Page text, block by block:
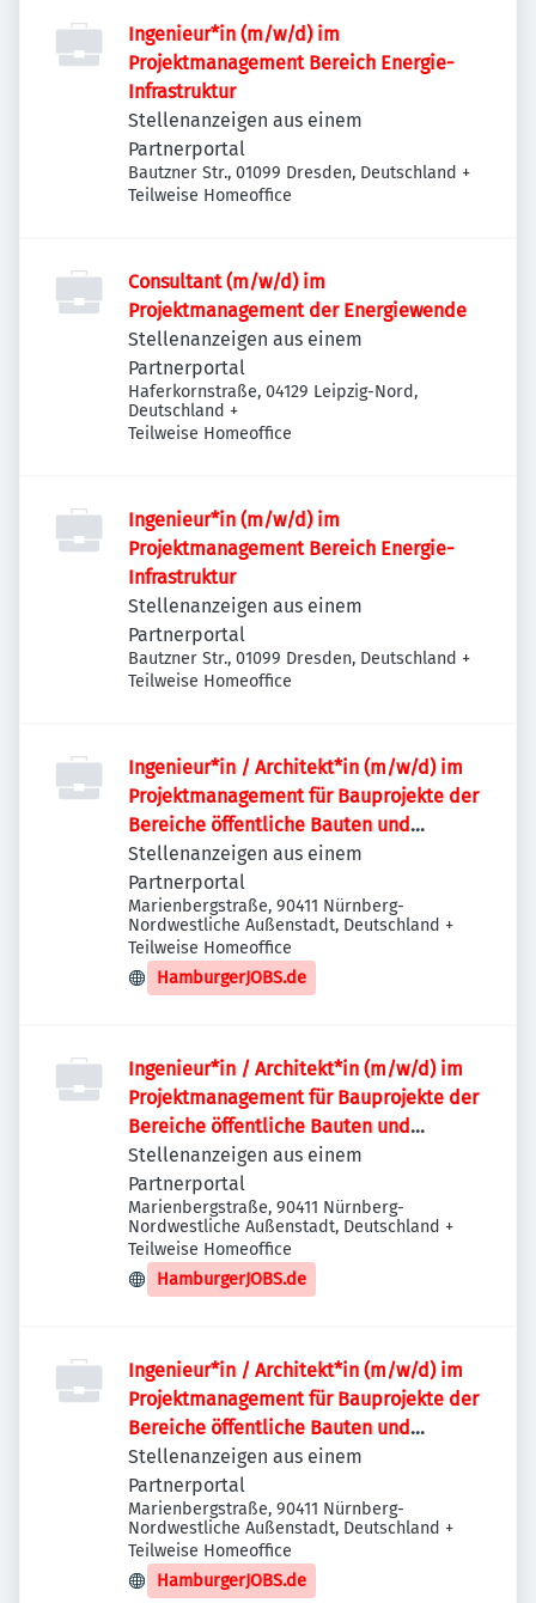
Ingenieur*in (m/w/d) im
Projektmanagement Bereich Energie-
Infrastruktur
Stellenanzeigen aus einem
Partnerportal
Bautzner Str., 01099 Dresden, Deutschland +
Teilweise Homeoffice
Consultant (m/w/d) im
Projektmanagement der Energiewende
Stellenanzeigen aus einem
Partnerportal
Haferkornstraße, 04129 Leipzig-Nord,
Deutschland +
Teilweise Homeoffice
Ingenieur*in (m/w/d) im
Projektmanagement Bereich Energie-
Infrastruktur
Stellenanzeigen aus einem
Partnerportal
Bautzner Str., 01099 Dresden, Deutschland +
Teilweise Homeoffice
Ingenieur*in / Architekt*in (m/w/d) im
Projektmanagement für Bauprojekte der
Bereiche öffentliche Bauten und
Industriebauten / Infrastruktur
Stellenanzeigen aus einem
Partnerportal
Marienbergstraße, 90411 Nürnberg-
Nordwestliche Außenstadt, Deutschland +
Teilweise Homeoffice
HamburgerJOBS.de
Ingenieur*in / Architekt*in (m/w/d) im
Projektmanagement für Bauprojekte der
Bereiche öffentliche Bauten und
Industriebauten / Infrastruktur
Stellenanzeigen aus einem
Partnerportal
Marienbergstraße, 90411 Nürnberg-
Nordwestliche Außenstadt, Deutschland +
Teilweise Homeoffice
HamburgerJOBS.de
Ingenieur*in / Architekt*in (m/w/d) im
Projektmanagement für Bauprojekte der
Bereiche öffentliche Bauten und
Industriebauten / Infrastruktur
Stellenanzeigen aus einem
Partnerportal
Marienbergstraße, 90411 Nürnberg-
Nordwestliche Außenstadt, Deutschland +
Teilweise Homeoffice
HamburgerJOBS.de